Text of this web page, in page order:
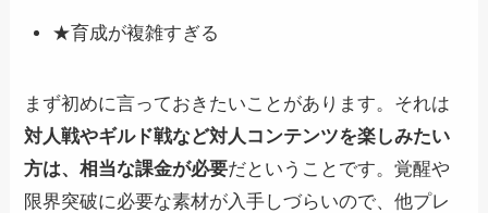
★育成が複雑すぎる
まず初めに言っておきたいことがあります。それは
対人戦やギルド戦など対人コンテンツを楽しみたい
方は、相当な課金が必要だということです。覚醒や
限界突破に必要な素材が入手しづらいので、他プレ